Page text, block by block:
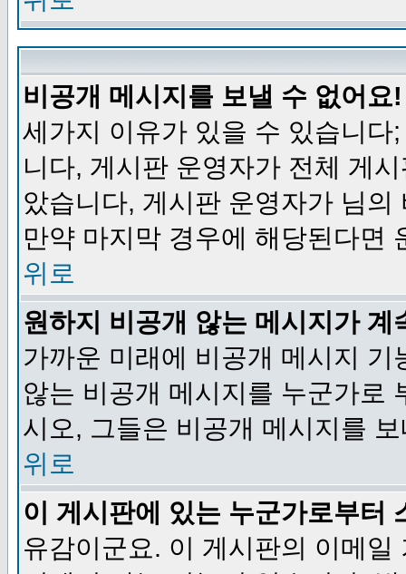
비공개 메시지를 보낼 수 없어요!
세가지 이유가 있을 수 있습니
니다, 게시판 운영자가 전체 게
았습니다, 게시판 운영자가 님
만약 마지막 경우에 해당된다면
위로
원하지 비공개 않는 메시지가 계
가까운 미래에 비공개 메시지
않는 비공개 메시지를 누군가로
시오, 그들은 비공개 메시지를
위로
이 게시판에 있는 누군가로부터
유감이군요. 이 게시판의 이메